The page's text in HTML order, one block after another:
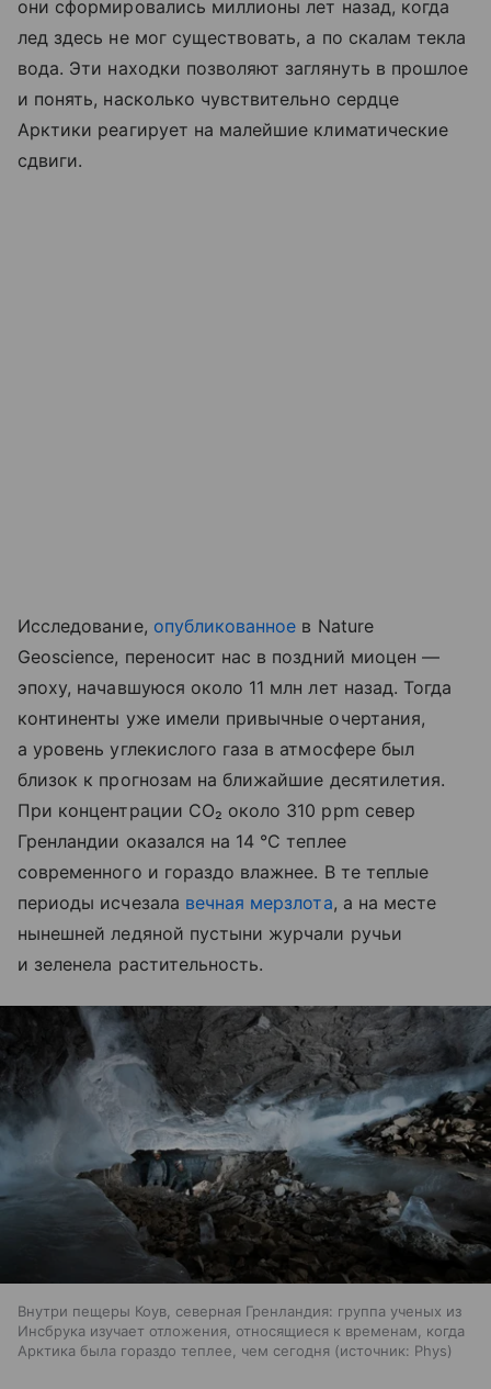
они сформировались миллионы лет назад, когда
лед здесь не мог существовать, а по скалам текла
вода. Эти находки позволяют заглянуть в прошлое
и понять, насколько чувствительно сердце
Арктики реагирует на малейшие климатические
сдвиги.
Исследование, опубликованное в Nature
Geoscience, переносит нас в поздний миоцен —
эпоху, начавшуюся около 11 млн лет назад. Тогда
континенты уже имели привычные очертания,
а уровень углекислого газа в атмосфере был
близок к прогнозам на ближайшие десятилетия.
При концентрации CO₂ около 310 ppm север
Гренландии оказался на 14 °C теплее
современного и гораздо влажнее. В те теплые
периоды исчезала вечная мерзлота, а на месте
нынешней ледяной пустыни журчали ручьи
и зеленела растительность.
Внутри пещеры Коув, северная Гренландия: группа ученых из
Инсбрука изучает отложения, относящиеся к временам, когда
Арктика была гораздо теплее, чем сегодня
источник: Phys